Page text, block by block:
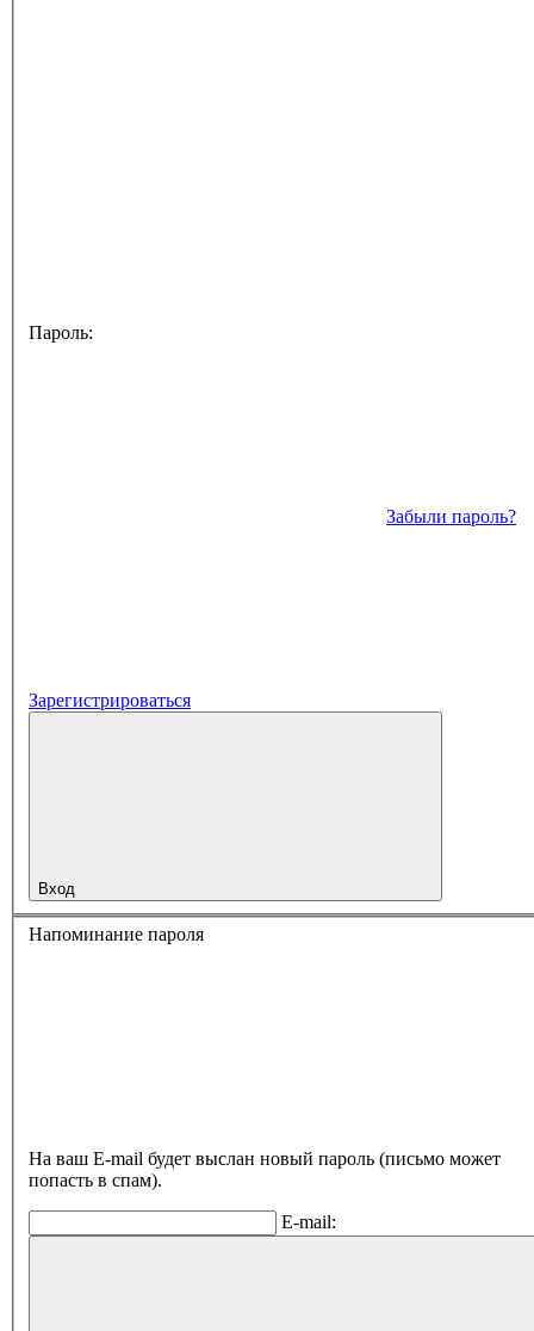
Пароль:
Забыли пароль?
Зарегистрироваться
Вход
Напоминание пароля
На ваш E-mail будет выслан новый пароль (письмо может
попасть в спам).
E-mail: